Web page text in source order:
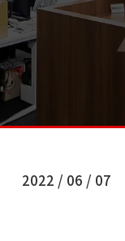
2022 / 06 / 07